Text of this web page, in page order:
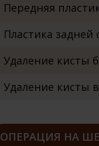
Передняя
Пластика
Удаление кисты
Удаление кисты
ОПЕРАЦИЯ НА